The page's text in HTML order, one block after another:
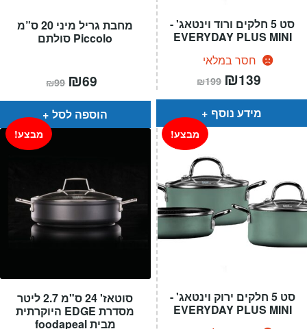
מחבת גריל מיני 20 ס”מ
Piccolo סולתם
₪99 המחיר
המקורי
היה:
₪99.
₪69
הוא:
הוספה לסל
סט 5 חלקים ורוד וינטאג' -
EVERYDAY PLUS MINI
חסר במלאי
₪199 המחיר
המקורי
היה:
₪199.
₪139
הוא:
מידע נוסף
סוטאז' 24 ס"מ 2.7 ליטר
מסדרת EDGE היוקרתית
מבית foodapeal
מבצע!
סט 5 חלקים ירוק וינטאג' -
EVERYDAY PLUS MINI
מבצע!